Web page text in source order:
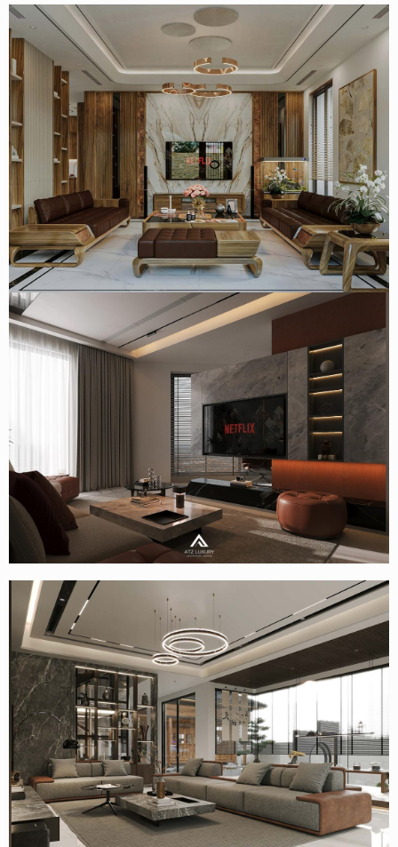
Thiết kế biệt thự gỗ óc chó tại Nam Trực, Nam Định – Chị
Thêu
Mẫu thiết kế nội thất biệt thự Vinhomes Ocean Park 3 –
Chị Hương
Mẫu thiết kế nội thất biệt thự tại Vĩnh Phúc – Chị Thu